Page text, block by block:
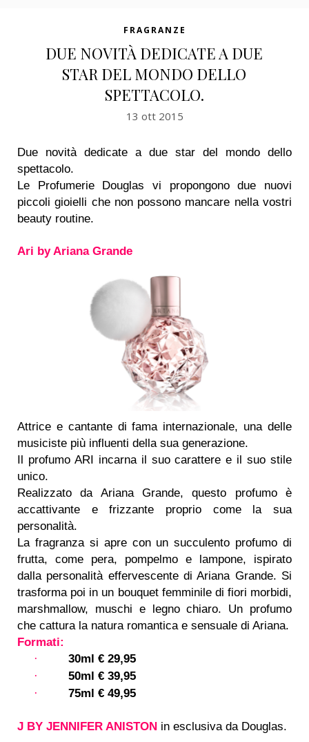
FRAGRANZE
DUE NOVITÀ DEDICATE A DUE
STAR DEL MONDO DELLO
SPETTACOLO.
13 ott 2015
Due novità dedicate a due star del mondo dello
spettacolo.
Le Profumerie Douglas vi propongono due nuovi
piccoli gioielli che non possono mancare nella vostri
beauty routine.
Ari by Ariana Grande
Attrice e cantante di fama internazionale, una delle
musiciste più influenti della sua generazione.
Il profumo ARI incarna il suo carattere e il suo stile
unico.
Realizzato da Ariana Grande, questo profumo è
accattivante e frizzante proprio come la sua
personalità.
La fragranza si apre con un succulento profumo di
frutta, come pera, pompelmo e lampone, ispirato
dalla personalità effervescente di Ariana Grande. Si
trasforma poi in un bouquet femminile di fiori morbidi,
marshmallow, muschi e legno chiaro. Un profumo
che cattura la natura romantica e sensuale di Ariana.
Formati:
· 30ml € 29,95
· 50ml € 39,95
· 75ml € 49,95
J BY JENNIFER ANISTON in esclusiva da Douglas.